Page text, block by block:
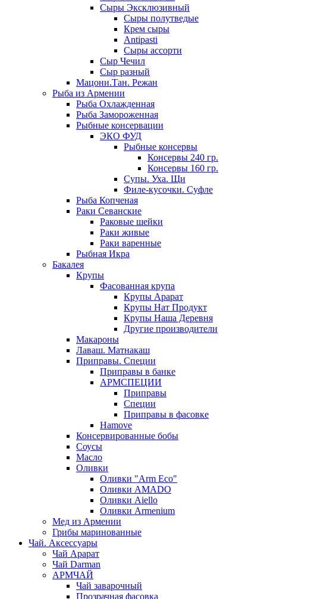
Сыры Эксклюзивный
Сыры полутведые
Крем сыры
Antipasti
Сыры ассорти
Сыр Чечил
Сыр разный
Мацони.Тан. Режан
Рыба из Армении
Рыба Охлажденная
Рыба Замороженная
Рыбные консервации
ЭКО ФУД
Рыбные консервы
Консервы 240 гр.
Консервы 160 гр.
Супы. Уха. Щи
Филе-кусочки. Суфле
Рыба Копченая
Раки Севанские
Раковые шейки
Раки живые
Раки варенные
Рыбная Икра
Бакалея
Крупы
Фасованная крупа
Крупы Арарат
Крупы Нат Продукт
Крупы Наша Деревня
Другие производители
Макароны
Лаваш. Матнакаш
Приправы. Специи
Приправы в банке
АРМСПЕЦИИ
Приправы
Специи
Приправы в фасовке
Hamove
Консервированные бобы
Соусы
Масло
Оливки
Оливки "Arm Eco"
Оливки AMADO
Оливки Aiello
Оливки Armenium
Мед из Армении
Грибы маринованные
Чай. Аксессуары
Чай Арарат
Чай Darman
АРМЧАЙ
Чай заварочный
Прозрачная фасовка